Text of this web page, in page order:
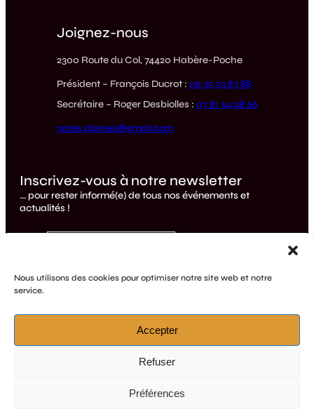
Nous utilisons des cookies pour optimiser notre site web et notre
service.
Accepter
Refuser
Préférences
Joignez-nous
2300 Route du Col, 74420 Habère-Poche
Président – François Ducrot : 06 35 33 87 88
Secrétaire – Roger Desbiolles : 07 81 54 28 66
notes.alpines@gmail.com
Inscrivez-vous à notre newsletter
... pour rester informé(e) de tous nos événements et
actualités !
Nom
Je m'abonne
©notesalpines 2026